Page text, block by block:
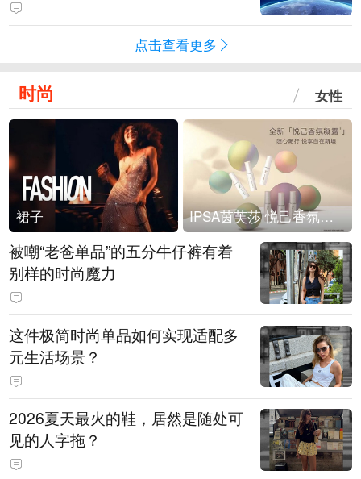
点击查看更多
时尚 女性
裙子 IPSA茵芙莎 悦己香氛凝露上市
被嘲“老爸单品”的五分牛仔裤有着
别样的时尚魔力
这件极简时尚单品如何实现适配多
元生活场景？
2026夏天最火的鞋，居然是随处可
见的人字拖？